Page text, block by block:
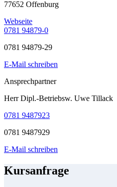
77652 Offenburg
Webseite
0781 94879-0
0781 94879-29
E-Mail schreiben
Ansprechpartner
Herr Dipl.-Betriebsw. Uwe Tillack
0781 9487923
0781 9487929
E-Mail schreiben
Kursanfrage